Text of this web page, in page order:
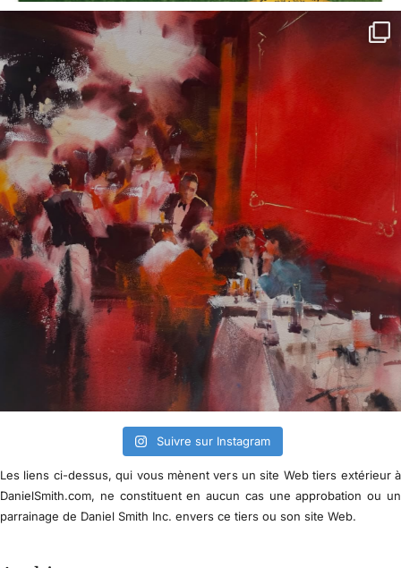
Suivre sur Instagram
Les liens ci-dessus, qui vous mènent vers un site Web tiers extérieur à
DanielSmith.com, ne constituent en aucun cas une approbation ou un
parrainage de Daniel Smith Inc. envers ce tiers ou son site Web.